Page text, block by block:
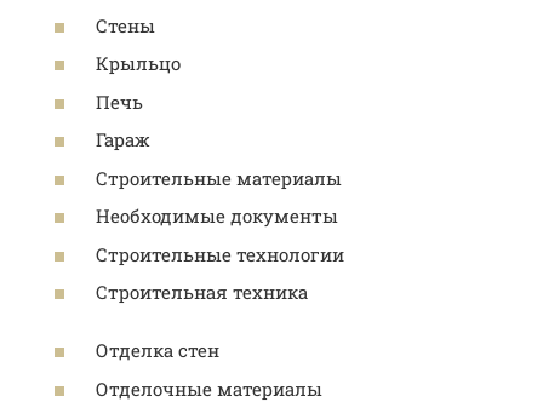
Стены
Крыльцо
Печь
Гараж
Строительные материалы
Необходимые документы
Строительные технологии
Строительная техника
Отделка стен
Отделочные материалы